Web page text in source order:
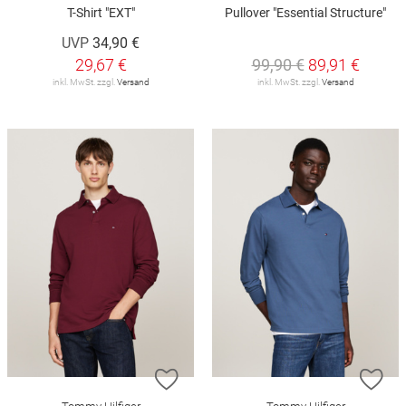
T-Shirt "EXT"
UVP 34,90 €
29,67 €
inkl. MwSt. zzgl. Versand
Pullover "Essential Structure"
99,90 € 89,91 €
inkl. MwSt. zzgl. Versand
ZUR WUNSCHLISTE HINZUFÜGEN